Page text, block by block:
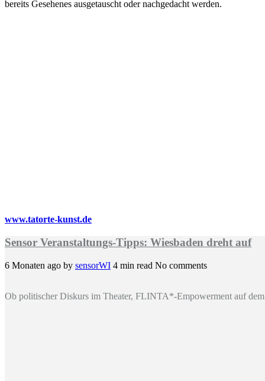
bereits Gesehenes ausgetauscht oder nachgedacht werden.
www.tatorte-kunst.de
Sensor Veranstaltungs-Tipps: Wiesbaden dreht auf
6 Monaten ago by sensorWI 4 min read No comments
Ob politischer Diskurs im Theater, FLINTA*-Empowerment auf